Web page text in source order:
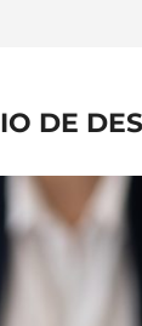
DE